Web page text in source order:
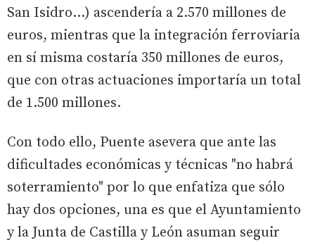
San Isidro...) ascendería a 2.570 millones de
euros, mientras que la integración ferroviaria
en sí misma costaría 350 millones de euros,
que con otras actuaciones importaría un total
de 1.500 millones.
Con todo ello, Puente asevera que ante las
dificultades económicas y técnicas "no habrá
soterramiento" por lo que enfatiza que sólo
hay dos opciones, una es que el Ayuntamiento
y la Junta de Castilla y León asuman seguir